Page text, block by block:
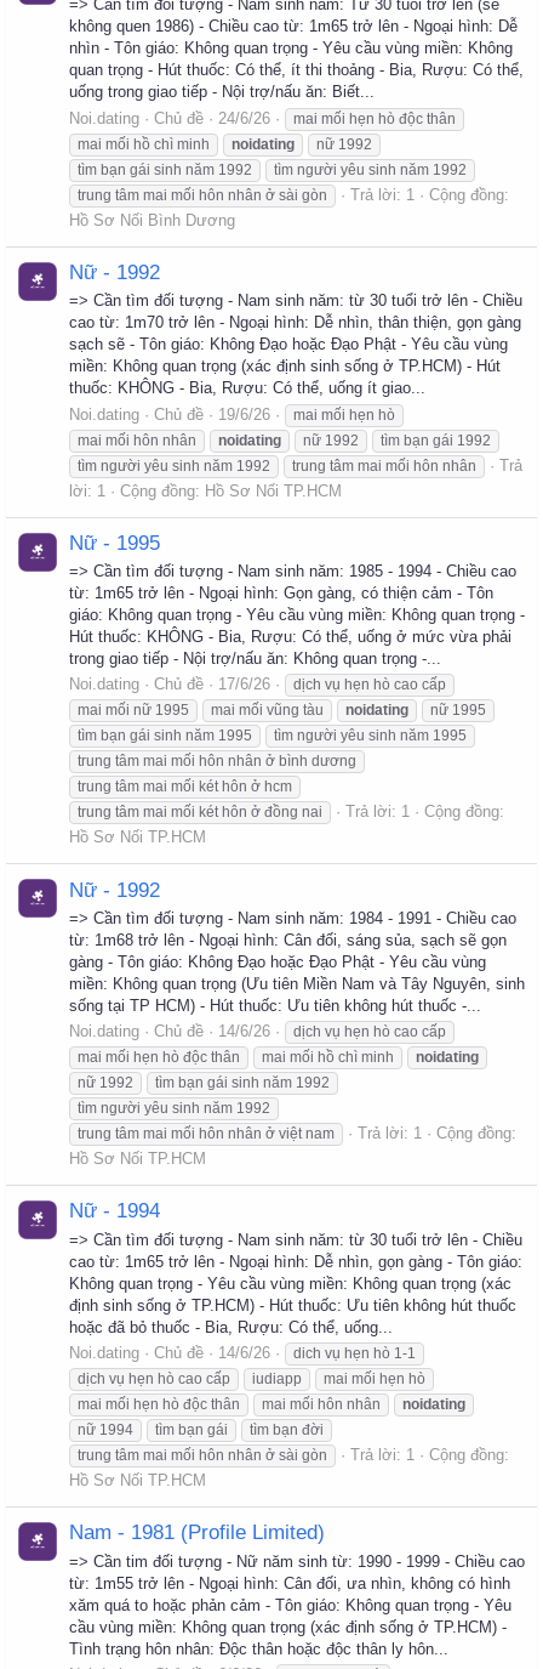
=> Cần tìm đối tượng - Nam sinh năm: Từ 30 tuổi trở lên (sẽ
không quen 1986) - Chiều cao từ: 1m65 trở lên - Ngoại hình: Dễ
nhìn - Tôn giáo: Không quan trọng - Yêu cầu vùng miền: Không
quan trọng - Hút thuốc: Có thể, ít thi thoảng - Bia, Rượu: Có thể,
uống trong giao tiếp - Nội trợ/nấu ăn: Biết...
Noi.dating
Chủ đề 24/6/26
mai mối hẹn hò độc thân
mai mối hồ chì minh
noidating
nữ 1992
tìm bạn gái sinh năm 1992
tìm người yêu sinh năm 1992
trung tâm mai mối hôn nhân ở sài gòn
Trả lời: 1
Cộng đồng:
Hồ Sơ Nối Bình Dương
Nữ - 1992
=> Cần tìm đối tượng - Nam sinh năm: từ 30 tuổi trở lên - Chiều
cao từ: 1m70 trở lên - Ngoại hình: Dễ nhìn, thân thiện, gọn gàng
sạch sẽ - Tôn giáo: Không Đạo hoặc Đạo Phật - Yêu cầu vùng
miền: Không quan trọng (xác định sinh sống ở TP.HCM) - Hút
thuốc: KHÔNG - Bia, Rượu: Có thể, uống ít giao...
Noi.dating
Chủ đề 19/6/26
mai mối hẹn hò
mai mối hôn nhân
noidating nữ 1992
tìm bạn gái 1992
tìm người yêu sinh năm 1992
trung tâm mai mối hôn nhân
Trả
lời: 1
Cộng đồng: Hồ Sơ Nối TP.HCM
Nữ - 1995
=> Cần tìm đối tượng - Nam sinh năm: 1985 - 1994 - Chiều cao
từ: 1m65 trở lên - Ngoại hình: Gọn gàng, có thiện cảm - Tôn
giáo: Không quan trọng - Yêu cầu vùng miền: Không quan trọng -
Hút thuốc: KHÔNG - Bia, Rượu: Có thể, uống ở mức vừa phải
trong giao tiếp - Nội trợ/nấu ăn: Không quan trọng -...
Noi.dating
Chủ đề 17/6/26
dịch vụ hẹn hò cao cấp
mai mối nữ 1995
mai mối vũng tàu noidating
nữ 1995
tìm bạn gái sinh năm 1995
tìm người yêu sinh năm 1995
trung tâm mai mối hôn nhân ở bình dương
trung tâm mai mối két hôn ở hcm
trung tâm mai mối két hôn ở đồng nai
Trả lời: 1
Cộng đồng:
Hồ Sơ Nối TP.HCM
Nữ - 1992
=> Cần tìm đối tượng - Nam sinh năm: 1984 - 1991 - Chiều cao
từ: 1m68 trở lên - Ngoại hình: Cân đối, sáng sủa, sạch sẽ gọn
gàng - Tôn giáo: Không Đạo hoặc Đạo Phật - Yêu cầu vùng
miền: Không quan trọng (Ưu tiên Miền Nam và Tây Nguyên, sinh
sống tại TP HCM) - Hút thuốc: Ưu tiên không hút thuốc -...
Noi.dating
Chủ đề 14/6/26
dịch vụ hẹn hò cao cấp
mai mối hẹn hò độc thân
mai mối hồ chì minh
noidating
nữ 1992
tìm bạn gái sinh năm 1992
tìm người yêu sinh năm 1992
trung tâm mai mối hôn nhân ở việt nam
Trả lời: 1
Cộng đồng:
Hồ Sơ Nối TP.HCM
Nữ - 1994
=> Cần tìm đối tượng - Nam sinh năm: từ 30 tuổi trở lên - Chiều
cao từ: 1m65 trở lên - Ngoại hình: Dễ nhìn, gọn gàng - Tôn giáo:
Không quan trọng - Yêu cầu vùng miền: Không quan trọng (xác
định sinh sống ở TP.HCM) - Hút thuốc: Ưu tiên không hút thuốc
hoặc đã bỏ thuốc - Bia, Rượu: Có thể, uống...
Noi.dating
Chủ đề 14/6/26
dich vụ hẹn hò 1-1
dịch vụ hẹn hò cao cấp
iudiapp
mai mối hẹn hò
mai mối hẹn hò độc thân
mai mối hôn nhân
noidating
nữ 1994
tìm bạn gái
tìm bạn đời
trung tâm mai mối hôn nhân ở sài gòn
Trả lời: 1
Cộng đồng:
Hồ Sơ Nối TP.HCM
Nam - 1981 (Profile Limited)
=> Cần tim đối tượng - Nữ năm sinh từ: 1990 - 1999 - Chiều cao
từ: 1m55 trở lên - Ngoại hình: Cân đối, ưa nhìn, không có hình
xăm quá to hoặc phản cảm - Tôn giáo: Không quan trọng - Yêu
cầu vùng miền: Không quan trọng (xác định sống ở TP.HCM) -
Tình trạng hôn nhân: Độc thân hoặc độc thân ly hôn...